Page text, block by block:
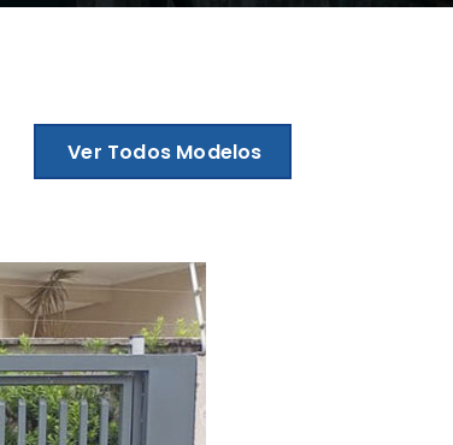
Ver Todos Modelos